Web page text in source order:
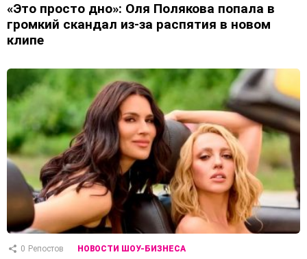
«Это просто дно»: Оля Полякова попала в
громкий скандал из-за распятия в новом
клипе
0 Репостов НОВОСТИ ШОУ-БИЗНЕСА